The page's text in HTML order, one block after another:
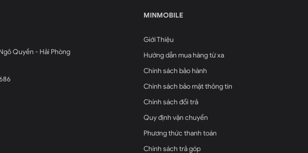
MINMOBILE
Giới Thiệu
Hướng dẫn mua hàng từ xa
Chính sách bảo hành
Chinh sách bảo mật thông tin
Chính sách đổi trả
Quy định vận chuyển
Phương thức thanh toán
Chính sách trả góp
Quyền - Hải Phòng